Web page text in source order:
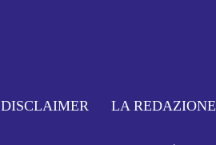
DISCLAIMER LA REDAZIONE